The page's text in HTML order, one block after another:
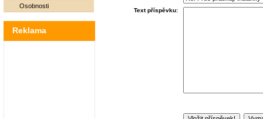
Osobnosti
Reklama
Text příspěvku: